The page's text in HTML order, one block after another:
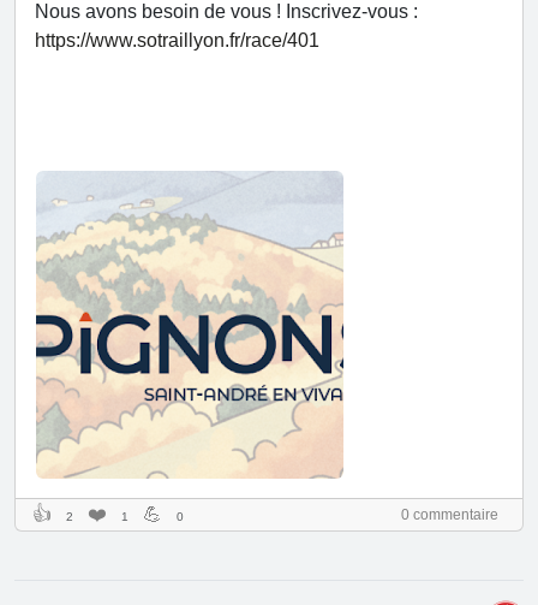
Nous avons besoin de vous ! Inscrivez-vous :
https://www.sotraillyon.fr/race/401
👍 2 ❤️ 1 💪 0 0 commentaire